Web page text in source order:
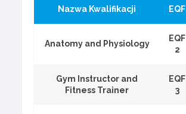
Nazwa Kwalifikacji EQF
Anatomy and Physiology
EQF
2
Gym Instructor and
Fitness Trainer
EQF
3